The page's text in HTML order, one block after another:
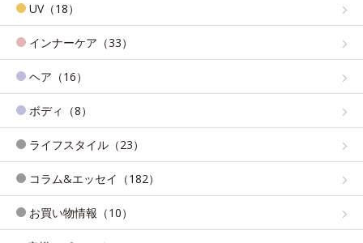
UV（18）
インナーケア（33）
ヘア（16）
ボディ（8）
ライフスタイル（23）
コラム&エッセイ（182）
お買い物情報（10）